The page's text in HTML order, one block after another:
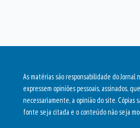
As matérias são responsabilidade do
expressem opiniões pessoais, assinados,
necessariamente, a opinião do site. Cópias
fonte seja citada e o conteúdo não seja